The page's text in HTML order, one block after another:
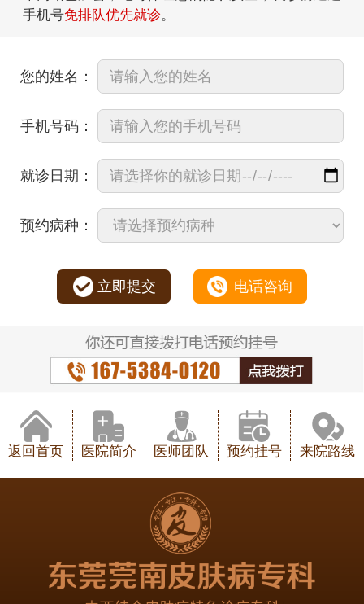
手机号免排队优先就诊。
您的姓名：
手机号码：
就诊日期：
预约病种：
立即提交 电话咨询
返回首页 医院简介 医师团队 预约挂号 来院路线